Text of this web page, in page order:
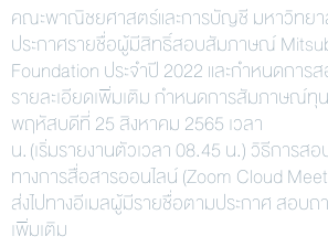
คณะพาณิชยศาสตร์และการบัญชี มหาวิทย
ประกาศรายชื่อผู้มีสิทธิ์สอบสัมภาษณ์
Foundation ประจำปี 2022 และกำหนดกา
รายละเอียดเพิ่มเติม กำหนดการสั
พฤหัสบดีที่ 25 สิงหาคม 2565 เวลา
น. (เริ่มรายงานตัวเวลา 08.45 น.) วิธีการ
ทางการสื่อสารออนไลน์ (Zoom Cloud
ส่งไปทางอีเมลผู้มีรายชื่อตามประกาศ สอบถ
เพิ่มเติม